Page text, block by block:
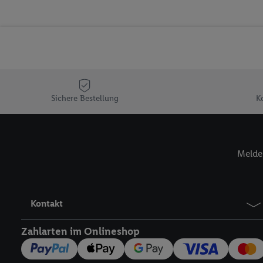
Sichere Bestellung
Kontakt
Zahlarten im Onlineshop
Plus-Konto einloggen,
Verantwortlichkeit mit
können, um Sie in
Hierzu wird von uns
den Lidl-Diensten
Wenn das der Fall ist,
Kundenkonto-
Insbesondere können
werden, damit wir
widerrufen - jederzeit
Telekommunikations-